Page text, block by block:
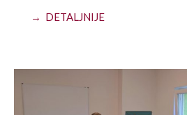
→ DETALJNIJE